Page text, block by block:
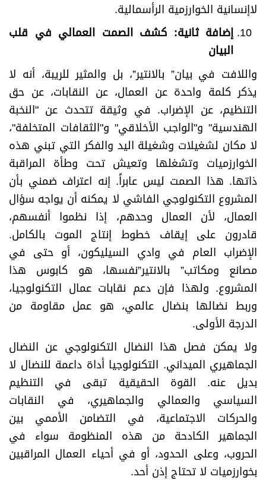
لاإنسانية الخوارزمية الرأسمالية.
إضافة ثانية: كشف الصمت العمالي في قلب
البيان
واللافت في بيان” بالانتير”، بل والمثير للريبة، أنه لا
يذكر كلمة واحدة عن العمال، عن النقابات، عن حق
التنظيم، عن الإضراب. في وثيقة تتحدث عن "النخبة
الهندسية" و"الواجب الأخلاقي" و"الثقافات المتخلفة"،
لا مكان لشغيلات وشغيلة اليد والفكر التي تبني هذه
الخوارزميات وتشغلها وتعيش تحت وطأة المراقبة
ذاتها. هذا الصمت ليس عابراً. إنه اعتراف ضمني بأن
المشروع التكنولوجي الفاشي لا يمكنه أن يواجه سؤال
العمال، لأن العمال وحدهم، إذا نظموا أنفسهم،
قادرون على إيقاف خطوط إنتاج الموت بالكامل.
الإضراب العام في وادي السيليكون، أو حتى في
مصانع ومكاتب” بالانتير”نفسها، هو كابوس هذا
المشروع. ولهذا فإن دعم نقابات عمال التكنولوجيا،
وربط نضالها بنضال عالمي، هو عمل مقاومة من
الدرجة الأولى.
ولا يمكن فصل هذا النضال التكنولوجي عن النضال
الجماهيري الميداني. التكنولوجيا أداة داعمة للنضال لا
بديل عنه. القوة الحقيقية تبقى في التنظيم
السياسي والعمالي والجماهيري، في النقابات
والحركات الاجتماعية، في التضامن الأممي بين
الجماهير الكادحة من هذه المنظومة سواء في
الحروب، وعلى الحدود، أو في أحياء العمال المراقبين
بخوارزميات لا تحتاج إذن أحد.